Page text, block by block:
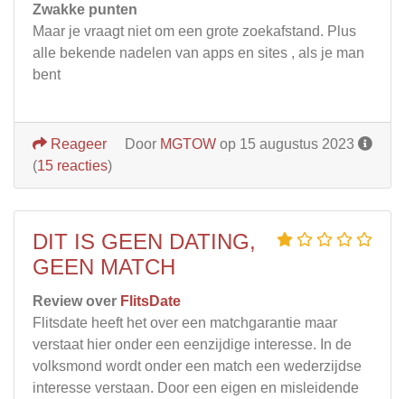
Zwakke punten
Maar je vraagt niet om een grote zoekafstand. Plus
alle bekende nadelen van apps en sites , als je man
bent
Door MGTOW op 15 augustus 2023
Reageer
(15 reacties)
DIT IS GEEN DATING,
GEEN MATCH
Review over FlitsDate
Flitsdate heeft het over een matchgarantie maar
verstaat hier onder een eenzijdige interesse. In de
volksmond wordt onder een match een wederzijdse
interesse verstaan. Door een eigen en misleidende